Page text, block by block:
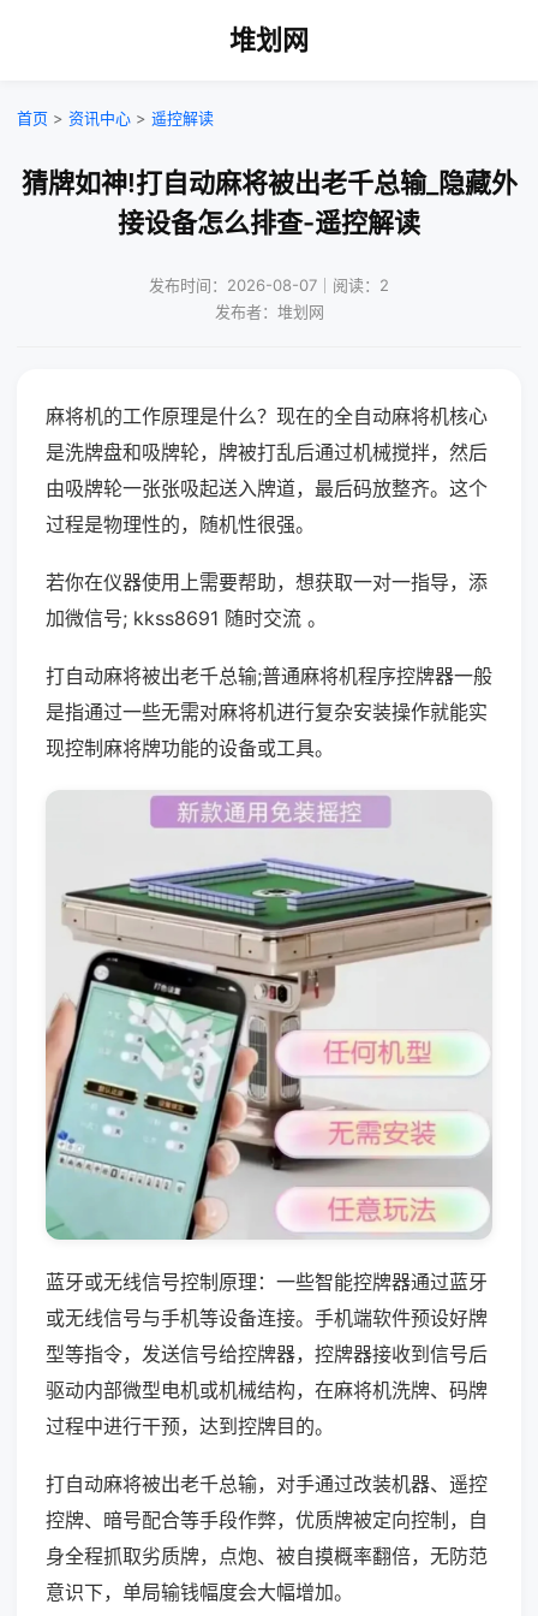
堆划网
首页 > 资讯中心 > 遥控解读
猜牌如神!打自动麻将被出老千总输_隐藏外
接设备怎么排查-遥控解读
发布时间：2026-08-07｜阅读：2
发布者：堆划网
麻将机的工作原理是什么？现在的全自动麻将机核心
是洗牌盘和吸牌轮，牌被打乱后通过机械搅拌，然后
由吸牌轮一张张吸起送入牌道，最后码放整齐。这个
过程是物理性的，随机性很强。
若你在仪器使用上需要帮助，想获取一对一指导，添
加微信号; kkss8691 随时交流 。
打自动麻将被出老千总输;普通麻将机程序控牌器一般
是指通过一些无需对麻将机进行复杂安装操作就能实
现控制麻将牌功能的设备或工具。
蓝牙或无线信号控制原理：一些智能控牌器通过蓝牙
或无线信号与手机等设备连接。手机端软件预设好牌
型等指令，发送信号给控牌器，控牌器接收到信号后
驱动内部微型电机或机械结构，在麻将机洗牌、码牌
过程中进行干预，达到控牌目的。
打自动麻将被出老千总输，对手通过改装机器、遥控
控牌、暗号配合等手段作弊，优质牌被定向控制，自
身全程抓取劣质牌，点炮、被自摸概率翻倍，无防范
意识下，单局输钱幅度会大幅增加。